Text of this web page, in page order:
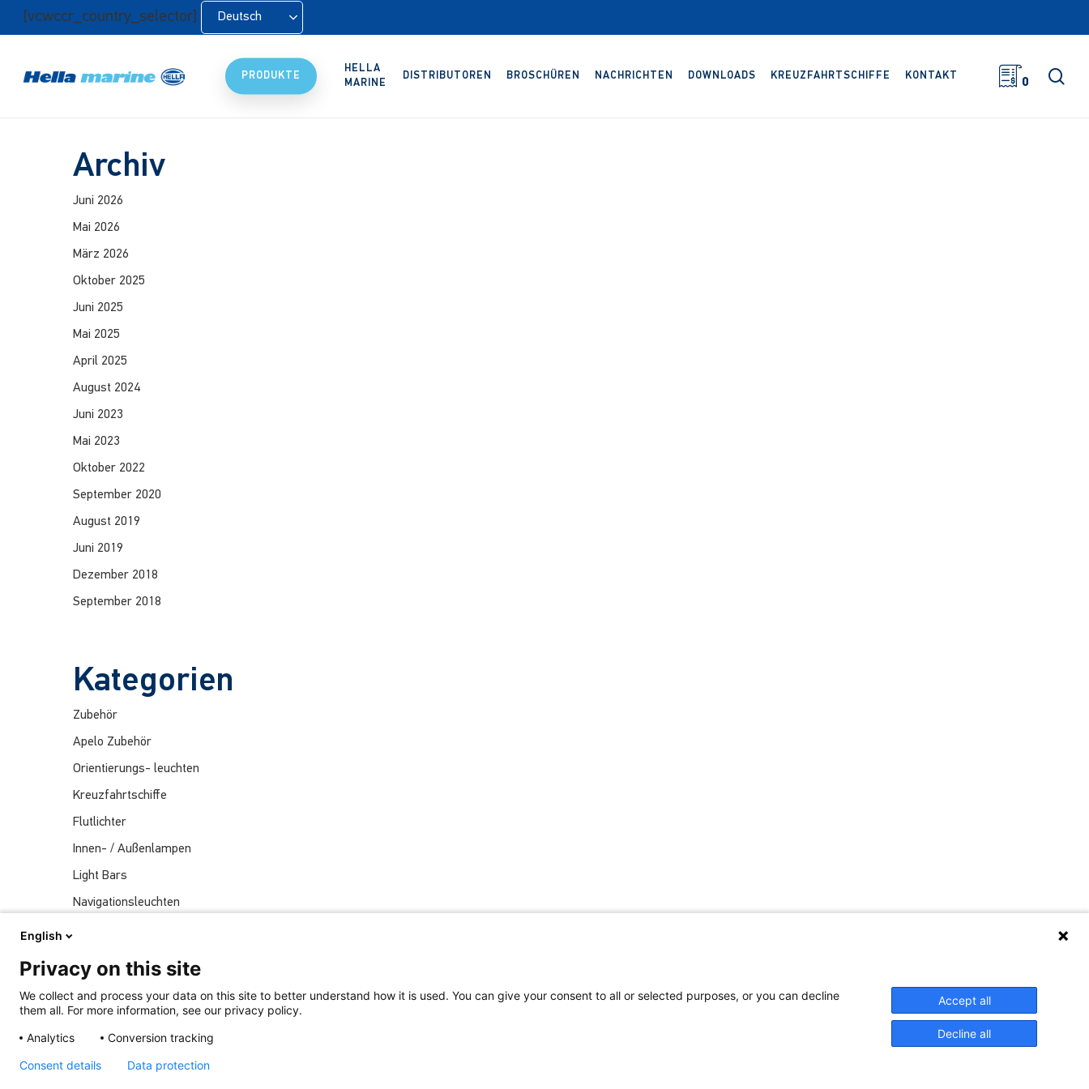
Zum[vcwccr_country_selector] Deutsch
PRODUKTE
HELLA
MARINE
DISTRIBUTOREN BROSCHÜREN NACHRICHTEN DOWNLOADS KREUZFAHRTSCHIFFE KONTAKT
0
Archiv
Juni 2026
Mai 2026
März 2026
Oktober 2025
Juni 2025
Mai 2025
April 2025
August 2024
Juni 2023
Mai 2023
Oktober 2022
September 2020
August 2019
Juni 2019
Dezember 2018
September 2018
Kategorien
Zubehör
Apelo Zubehör
Orientierungs- leuchten
Kreuzfahrtschiffe
Flutlichter
Innen- / Außenlampen
Light Bars
Navigationsleuchten
Unterwasserlichter
Kürzlich Veröffentlicht
English
Privacy on this site
We collect and process your data on this site to better understand how it is used. You can give your consent to all or selected purposes, or you can decline
them all. For more information, see our privacy policy.
Analytics
Conversion tracking
Accept all
Decline all
Consent details Data protection